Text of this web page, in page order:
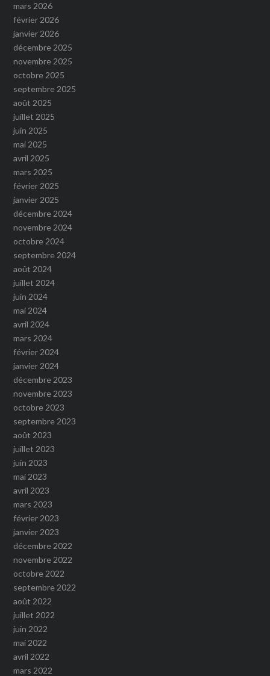
mars 2026
février 2026
janvier 2026
décembre 2025
novembre 2025
octobre 2025
septembre 2025
août 2025
juillet 2025
juin 2025
mai 2025
avril 2025
mars 2025
février 2025
janvier 2025
décembre 2024
novembre 2024
octobre 2024
septembre 2024
août 2024
juillet 2024
juin 2024
mai 2024
avril 2024
mars 2024
février 2024
janvier 2024
décembre 2023
novembre 2023
octobre 2023
septembre 2023
août 2023
juillet 2023
juin 2023
mai 2023
avril 2023
mars 2023
février 2023
janvier 2023
décembre 2022
novembre 2022
octobre 2022
septembre 2022
août 2022
juillet 2022
juin 2022
mai 2022
avril 2022
mars 2022